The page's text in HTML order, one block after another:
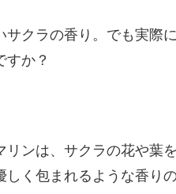
クラの香り。でも実際
すか？
ンは、サクラの花や葉
く包まれるような香り